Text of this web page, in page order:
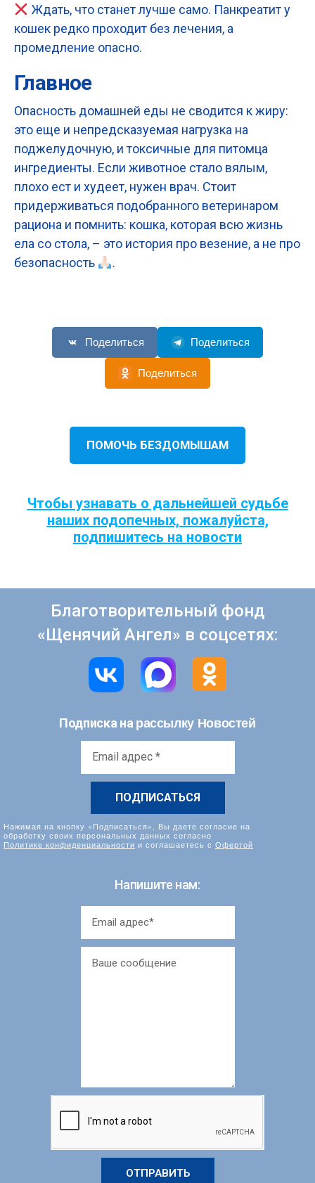
Ждать, что станет лучше само. Панкреатит у
кошек редко проходит без лечения, а
промедление опасно.
Главное
Опасность домашней еды не сводится к жиру:
это еще и непредсказуемая нагрузка на
поджелудочную, и токсичные для питомца
ингредиенты. Если животное стало вялым,
плохо ест и худеет, нужен врач. Стоит
придерживаться подобранного ветеринаром
рациона и помнить: кошка, которая всю жизнь
ела со стола, – это история про везение, а не про
безопасность
.
Поделиться Поделиться
Поделиться
ПОМОЧЬ БЕЗДОМЫШАМ
Чтобы узнавать о дальнейшей судьбе
наших подопечных, пожалуйста,
подпишитесь на новости
Благотворительный фонд
«Щенячий Ангел» в соцсетях:
Подписка на рассылку Новостей
Нажимая на кнопку «Подписаться», Вы даете согласие на
обработку своих персональных данных согласно
Политике конфиденциальности и соглашаетесь с Офертой
Напишите нам:
ОТПРАВИТЬ